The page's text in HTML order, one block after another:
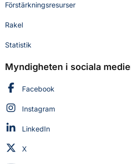
Förstärkningsresurser
Rakel
Statistik
Myndigheten i sociala
Myndigheten för civilt försvar på
Facebook
Myndigheten för civilt försvar på
Instagram
Myndigheten för civilt försvar på
LinkedIn
Myndigheten för civilt försvar på
X